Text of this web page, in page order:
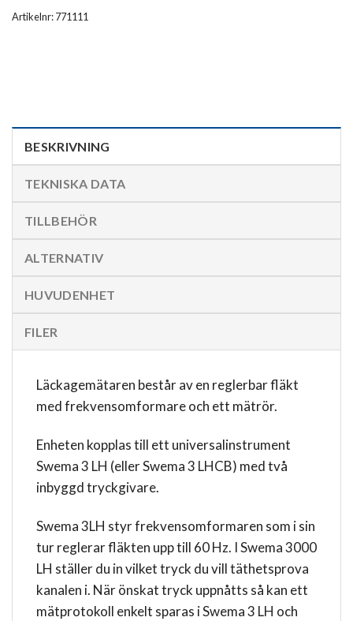
Artikelnr: 771111
BESKRIVNING
TEKNISKA DATA
TILLBEHÖR
ALTERNATIV
HUVUDENHET
FILER
Läckagemätaren består av en reglerbar fläkt
med frekvensomformare och ett mätrör.
Enheten kopplas till ett universalinstrument
Swema 3 LH (eller Swema 3 LHCB) med två
inbyggd tryckgivare.
Swema 3LH styr frekvensomformaren som i sin
tur reglerar fläkten upp till 60 Hz. I Swema 3000
LH ställer du in vilket tryck du vill täthetsprova
kanalen i. När önskat tryck uppnåtts så kan ett
mätprotokoll enkelt sparas i Swema 3 LH och